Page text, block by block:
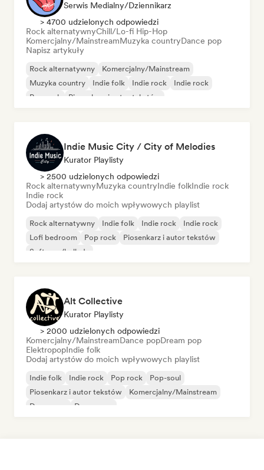
Serwis Medialny/Dziennikarz
> 4700 udzielonych odpowiedzi
Rock alternatywnyChill/Lo-fi Hip-Hop
Komercjalny/MainstreamMuzyka countryDance pop
Napisz artykuły
Rock alternatywny
Komercjalny/Mainstream
Muzyka country
Indie folk Indie rock
Indie rock
Pop rock
Piosenkarz i autor tekstów
Indie Music City / City of Melodies
Kurator Playlisty
> 2500 udzielonych odpowiedzi
Rock alternatywnyMuzyka countryIndie folkIndie rock
Indie rock
Dodaj artystów do moich wpływowych playlist
Rock alternatywny Indie folk Indie rock
Indie rock
Lofi bedroom
Pop rock
Piosenkarz i autor tekstów
Soft pop/ballada
Alt Collective
Kurator Playlisty
> 2000 udzielonych odpowiedzi
Komercjalny/MainstreamDance popDream pop
ElektropopIndie folk
Dodaj artystów do moich wpływowych playlist
Indie folk Indie rock Pop rock
Pop-soul
Piosenkarz i autor tekstów
Komercjalny/Mainstream
Dance pop
Dream pop